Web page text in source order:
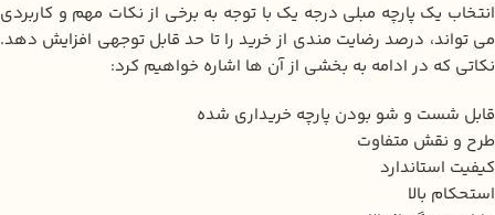
انتخاب یک پارچه مبلی درجه یک با توجه به برخی از نکات مهم و کاربردی
می تواند، درصد رضایت مندی از خرید را تا حد قابل توجهی افزایش دهد.
نکاتی که در ادامه به بخشی از آن ها اشاره خواهیم کرد:
قابل شست و شو بودن پارچه خریداری شده
طرح و نقش متفاوت
کیفیت استاندارد
استحکام بالا